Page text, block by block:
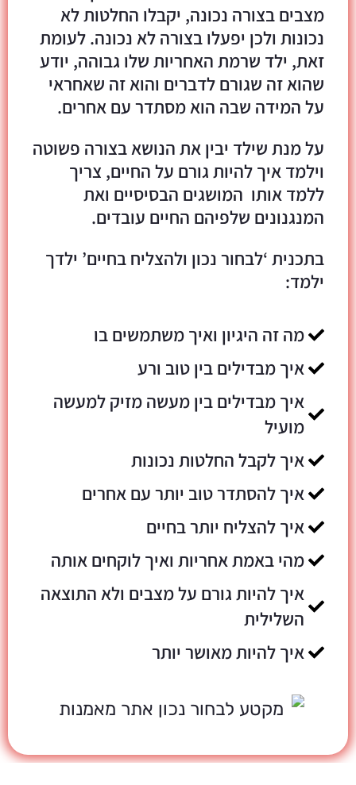
מצבים בצורה נכונה, יקבלו החלטות לא
נכונות ולכן יפעלו בצורה לא נכונה. לעומת
זאת, ילד שרמת האחריות שלו גבוהה, יודע
שהוא זה שגורם לדברים והוא זה שאחראי
על המידה שבה הוא מסתדר עם אחרים.
על מנת שילד יבין את הנושא בצורה פשוטה
וילמד איך להיות גורם על החיים, צריך
ללמד אותו המושגים הבסיסיים ואת
המנגנונים שלפיהם החיים עובדים.
בתכנית ‘לבחור נכון ולהצליח בחיים’ ילדך
ילמד:
מה זה היגיון ואיך משתמשים בו
איך מבדילים בין טוב ורע
איך מבדילים בין מעשה מזיק למעשה
מועיל
איך לקבל החלטות נכונות
איך להסתדר טוב יותר עם אחרים
איך להצליח יותר בחיים
מהי באמת אחריות ואיך לוקחים אותה
איך להיות גורם על מצבים ולא התוצאה
השלילית
איך להיות מאושר יותר